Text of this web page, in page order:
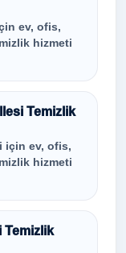
ev, ofis,
hizmeti
Temizlik
için ev, ofis,
hizmeti
Temizlik